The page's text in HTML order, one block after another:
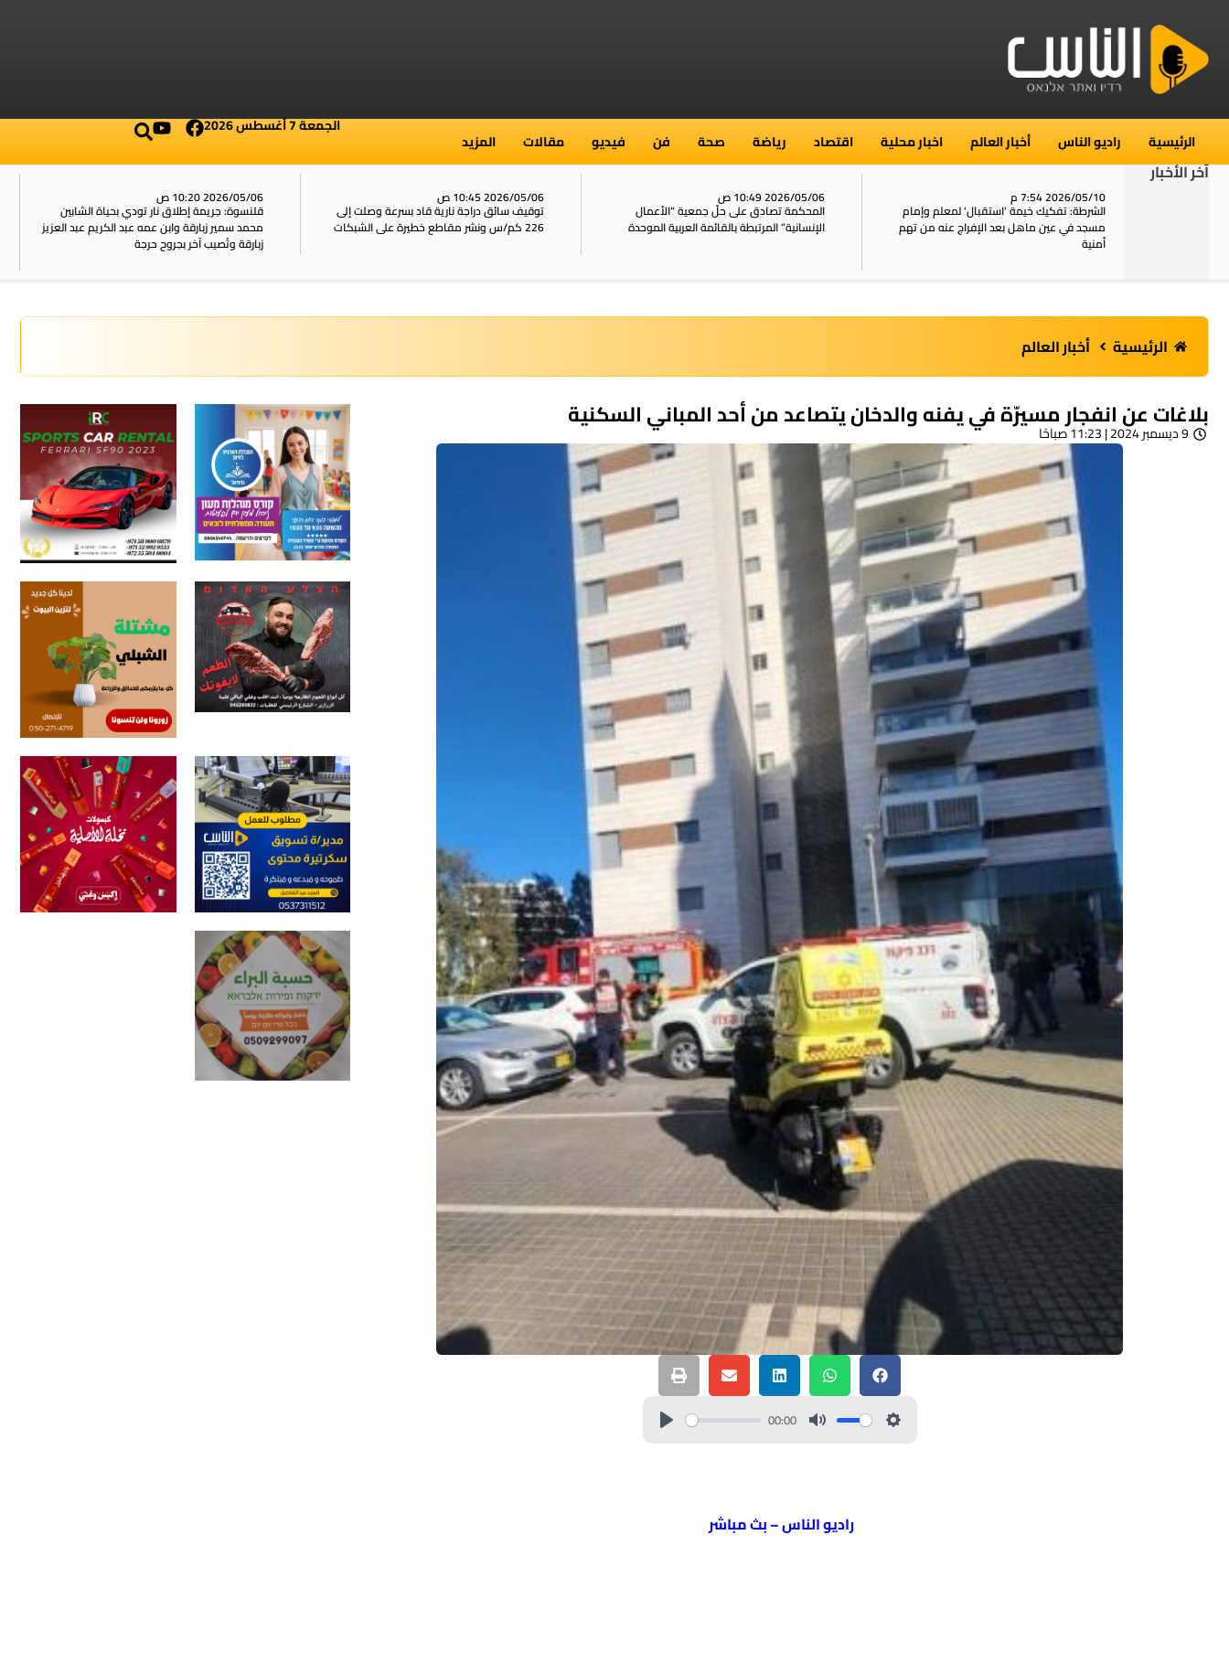
الرئيسية راديو الناس أخبار العالم اخبار محلية اقتصاد رياضة صحة فن فيديو مقالات المزيد
الجمعة 7 أغسطس 2026
آخر الأخبار
2026/05/10 7:54 م
الشرطة: تفكيك خيمة ‘استقبال‘ لمعلم وإمام
مسجد في عين ماهل بعد الإفراج عنه من تهم
أمنية
2026/05/06 10:49 ص
المحكمة تصادق على حلّ جمعية “الأعمال
الإنسانية” المرتبطة بالقائمة العربية الموحدة
2026/05/06 10:45 ص
توقيف سائق دراجة نارية قاد بسرعة وصلت إلى
226 كم/س ونشر مقاطع خطيرة على الشبكات
2026/05/06 10:20 ص
قلنسوة: جريمة إطلاق نار تودي بحياة الشابين
محمد سمير زبارقة وابن عمه عبد الكريم عبد العزيز
زبارقة وتُصيب آخر بجروح حرجة
الرئيسية أخبار العالم
بلاغات عن انفجار مسيرّة في يفنه والدخان يتصاعد من أحد المباني السكنية
9 ديسمبر 2024 | 11:23 صباحًا
00:00
راديو الناس – بث مباشر